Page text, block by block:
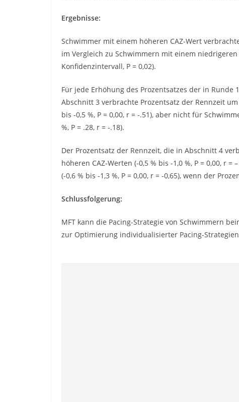
Ergebnisse:
Schwimmer mit einem höheren CAZ-Wert
im Vergleich zu Schwimmern mit einem niedrigeren
Konfidenzintervall, P = 0,02).
Für jede Erhöhung des Prozentsatzes der in
Abschnitt 3 verbrachte Prozentsatz der Rennzeit
bis -0,5 %, P = 0,00, r = -.51), aber nicht für
%, P = .28, r = -.18).
Der Prozentsatz der Rennzeit, die in Abschnitt 4
höheren CAZ-Werten (-0,5 % bis -1,0 %, P = 0,00, r
(-0,6 % bis -1,3 %, P = 0,00, r = -0,65), wenn der
Schlussfolgerung:
MFT kann die Pacing-Strategie von Schwimmern
zur Optimierung individualisierter Pacing-